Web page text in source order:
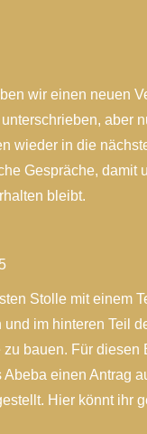
wir einen neuen
aber
wieder in die
Gespräche, damit
bleibt.
Stolle mit einem
im hinteren Teil
zu bauen. Für
Abeba einen Antrag
Hier könnt ihr